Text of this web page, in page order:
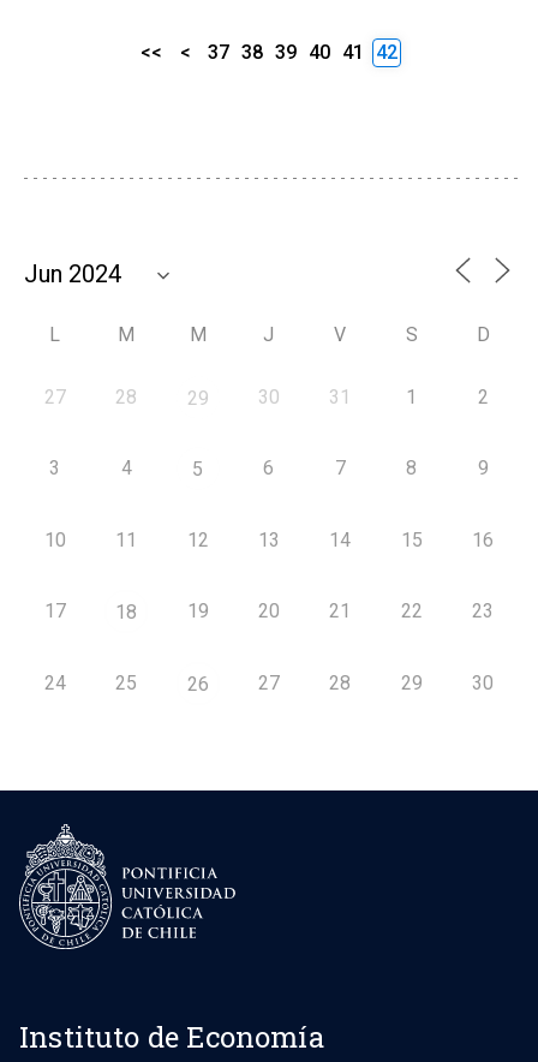
<< < 37 38 39 40 41 42
L M M J V S D
27 28 29 30 31 1 2
3 4 5 6 7 8 9
10 11 12 13 14 15 16
17 18 19 20 21 22 23
24 25 26 27 28 29 30
Instituto de Economía